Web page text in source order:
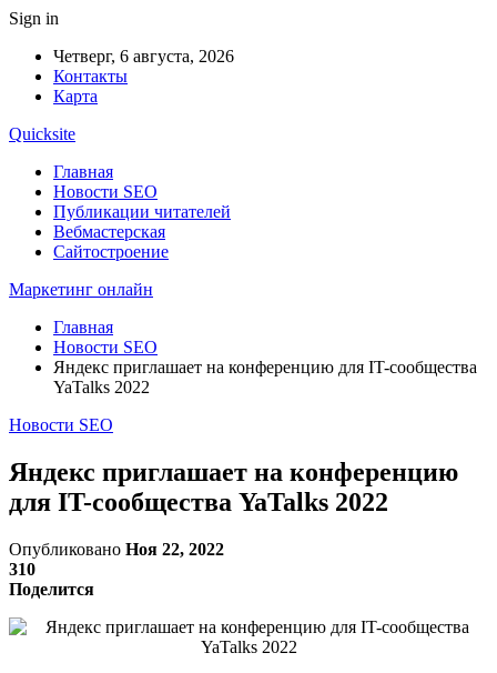
Sign in
Четверг, 6 августа, 2026
Контакты
Карта
Quicksite
Главная
Новости SEO
Публикации читателей
Вебмастерская
Сайтостроение
Маркетинг онлайн
Главная
Новости SEO
Яндекс приглашает на конференцию для IT-сообщества
YaTalks 2022
Новости SEO
Яндекс приглашает на конференцию
для IT-сообщества YaTalks 2022
Опубликовано Ноя 22, 2022
310
Поделится